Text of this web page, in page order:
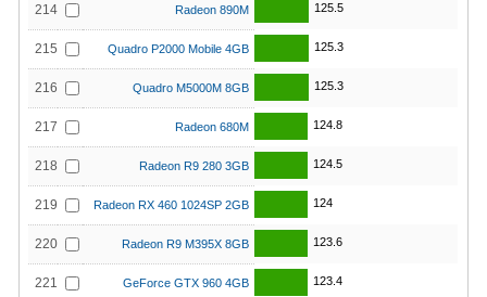
214 Radeon 890M 125.5
215 Quadro P2000 Mobile 4GB 125.3
216 Quadro M5000M 8GB 125.3
217 Radeon 680M 124.8
218 Radeon R9 280 3GB 124.5
219 Radeon RX 460 1024SP 2GB 124
220 Radeon R9 M395X 8GB 123.6
221 GeForce GTX 960 4GB 123.4